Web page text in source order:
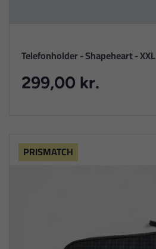
Telefonholder - Shapeheart - XXL
299,00 kr.
PRISMATCH